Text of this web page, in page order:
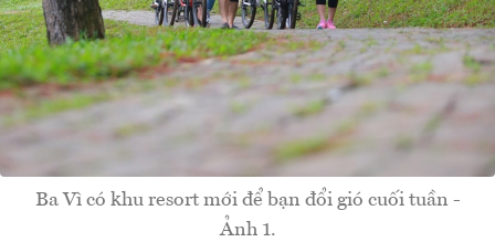
Ba Vì có khu resort mới để bạn đổi gió cuối tuần -
Ảnh 1.